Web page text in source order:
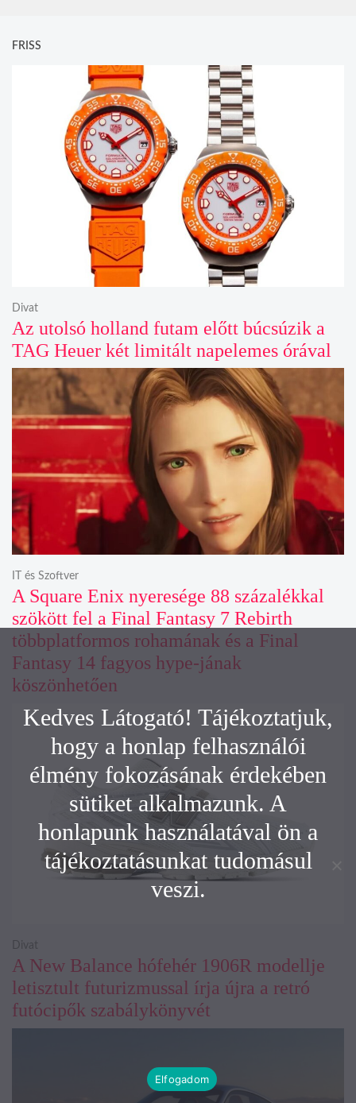
FRISS
Az utolsó holland futam előtt búcsúzik a
TAG Heuer két limitált napelemes órával
Divat
A Square Enix nyeresége 88 százalékkal
szökött fel a Final Fantasy 7 Rebirth
többplatformos rohamának és a Final
Fantasy 14 fagyos hype-jának
köszönhetően
IT és Szoftver
A New Balance hófehér 1906R modellje
letisztult futurizmussal írja újra a retró
futócipők szabálykönyvét
Divat
Kedves Látogató! Tájékoztatjuk,
hogy a honlap felhasználói
élmény fokozásának érdekében
sütiket alkalmazunk. A
honlapunk használatával ön a
tájékoztatásunkat tudomásul
veszi.
Elfogadom